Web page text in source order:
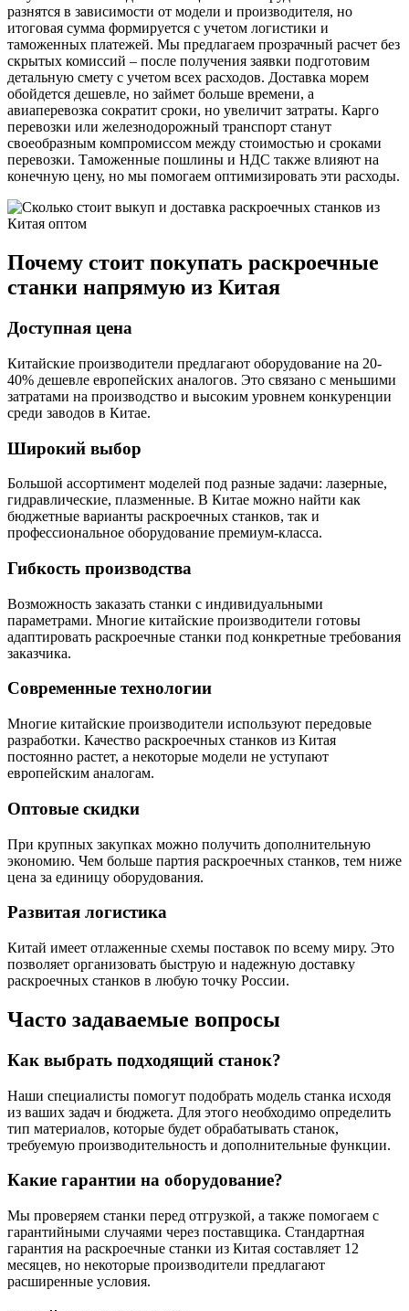
разнятся в зависимости от модели и производителя, но
итоговая сумма формируется с учетом логистики и
таможенных платежей. Мы предлагаем прозрачный расчет без
скрытых комиссий – после получения заявки подготовим
детальную смету с учетом всех расходов. Доставка морем
обойдется дешевле, но займет больше времени, а
авиаперевозка сократит сроки, но увеличит затраты. Карго
перевозки или железнодорожный транспорт станут
своеобразным компромиссом между стоимостью и сроками
перевозки. Таможенные пошлины и НДС также влияют на
конечную цену, но мы помогаем оптимизировать эти расходы.
Почему стоит покупать раскроечные
станки напрямую из Китая
Доступная цена
Китайские производители предлагают оборудование на 20-
40% дешевле европейских аналогов. Это связано с меньшими
затратами на производство и высоким уровнем конкуренции
среди заводов в Китае.
Широкий выбор
Большой ассортимент моделей под разные задачи: лазерные,
гидравлические, плазменные. В Китае можно найти как
бюджетные варианты раскроечных станков, так и
профессиональное оборудование премиум-класса.
Гибкость производства
Возможность заказать станки с индивидуальными
параметрами. Многие китайские производители готовы
адаптировать раскроечные станки под конкретные требования
заказчика.
Современные технологии
Многие китайские производители используют передовые
разработки. Качество раскроечных станков из Китая
постоянно растет, а некоторые модели не уступают
европейским аналогам.
Оптовые скидки
При крупных закупках можно получить дополнительную
экономию. Чем больше партия раскроечных станков, тем ниже
цена за единицу оборудования.
Развитая логистика
Китай имеет отлаженные схемы поставок по всему миру. Это
позволяет организовать быструю и надежную доставку
раскроечных станков в любую точку России.
Часто задаваемые вопросы
Как выбрать подходящий станок?
Наши специалисты помогут подобрать модель станка исходя
из ваших задач и бюджета. Для этого необходимо определить
тип материалов, которые будет обрабатывать станок,
требуемую производительность и дополнительные функции.
Какие гарантии на оборудование?
Мы проверяем станки перед отгрузкой, а также помогаем с
гарантийными случаями через поставщика. Стандартная
гарантия на раскроечные станки из Китая составляет 12
месяцев, но некоторые производители предлагают
расширенные условия.